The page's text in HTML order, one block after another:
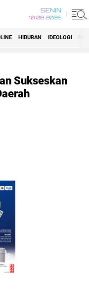
SENIN
10 08 2026
HIBURAN IDEOLOGI
Sukseskan